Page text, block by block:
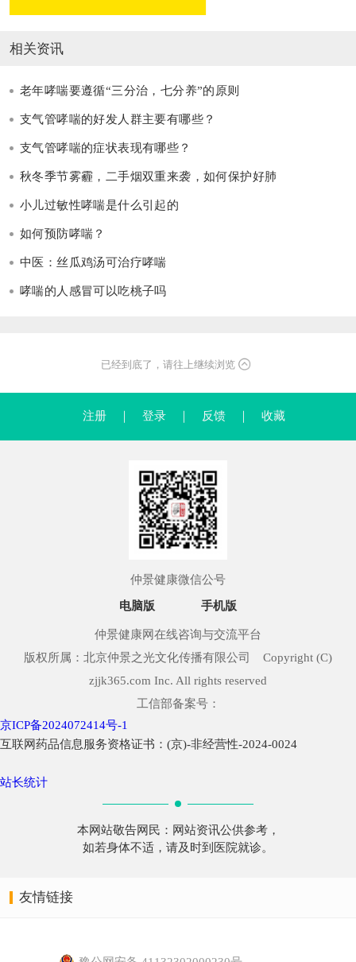
相关资讯
老年哮喘要遵循“三分治，七分养”的原则
支气管哮喘的好发人群主要有哪些？
支气管哮喘的症状表现有哪些？
秋冬季节雾霾，二手烟双重来袭，如何保护好肺
小儿过敏性哮喘是什么引起的
如何预防哮喘？
中医：丝瓜鸡汤可治疗哮喘
哮喘的人感冒可以吃桃子吗
已经到底了，请往上继续浏览
注册 登录 反馈 收藏
仲景健康微信公号
电脑版 手机版
仲景健康网在线咨询与交流平台
版权所属：北京仲景之光文化传播有限公司 Copyright (C)
zjjk365.com Inc. All rights reserved
工信部备案号：
京ICP备2024072414号-1
互联网药品信息服务资格证书：(京)-非经营性-2024-0024
站长统计
本网站敬告网民：网站资讯公供参考，
如若身体不适，请及时到医院就诊。
友情链接